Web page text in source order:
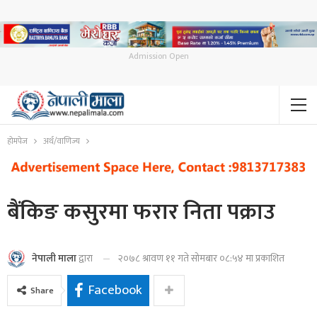
Admission Open
होमपेज अर्थ/वाणिज्य
बैंकिङ कसुरमा फरार निता पक्राउ
नेपाली मालाद्वारा २०७८ श्रावण ११ गते सोमबार ०८:५४ मा प्रकाशित
Share Facebook